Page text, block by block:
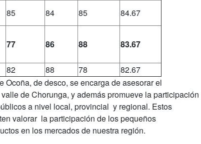
85 84 85 84.67
77 86 88 83.67
82 88 78
82.67
de desco, se encarga de asesorar el
de Chorunga, y además promueve la participación
a nivel local, provincial y regional. Estos
valorar la participación de los pequeños
en los mercados de nuestra región.